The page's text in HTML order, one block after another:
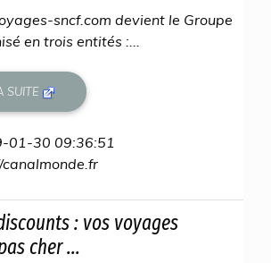
sncf.com devient le Groupe
en trois entités :...
SUITE
01-30 09:36:51
: vos voyages
cher ...